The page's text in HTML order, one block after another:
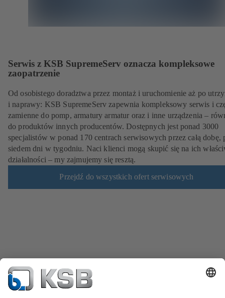
Serwis z KSB SupremeServ oznacza kompleksowe
zaopatrzenie
Od osobistego doradztwa przez montaż i uruchomienie aż po
i naprawy: KSB SupremeServ zapewnia kompleksowy serwis i
zamienne do pomp, armatury armatur oraz i inne urządzenia –
do produktów innych producentów. Dostępnych jest ponad 3000
specjalistów w ponad 170 centrach serwisowych przez całą dobę,
siedem dni w tygodniu. Naci klienci mogą skupić się na ich
działalności – my zajmujemy się resztą.
Przejdź do wszystkich ofert serwisowych